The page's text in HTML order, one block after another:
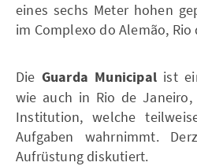
eines sechs Meter hohen
im Complexo do Alemão, Rio
Die Guarda Municipal ist
wie auch in Rio de
Institution, welche
Aufgaben wahrnimmt.
Aufrüstung diskutiert.